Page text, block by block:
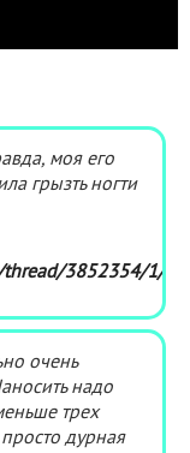
моя его
грызть ногти
3852354/1/
очень
надо
трех
дурная